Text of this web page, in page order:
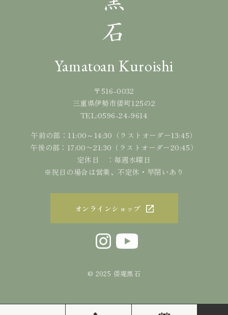
Yamatoan Kuroishi
〒516-0032
三重県伊勢市倭町125の2
TEL:0596-24-9614
午前の部：11:00～14:30（ラストオーダー13:45）
午後の部：17:00〜21:30（ラストオーダー20:45）
定休日 ：毎週水曜日
※祝日の場合は営業、不定休・早閉いあり
オンラインショップ
© 2025 倭庵黒石